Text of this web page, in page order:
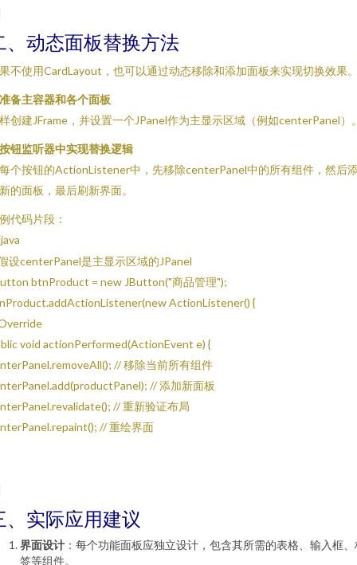
、动态面板替换方法
不使用CardLayout，也可以通过动态移除和添加面板来实现切换效果
准备主容器和各个面板
创建JFrame，并设置一个JPanel作为主显示区域（例如centerPanel）
按钮监听器中实现替换逻辑
个按钮的ActionListener中，先移除centerPanel中的所有组件，然后
的面板，最后刷新界面。
代码片段：
java
设centerPanel是主显示区域的JPanel
btnProduct = new JButton("商品管理");
ActionListener() {
void actionPerformed(ActionEvent e) {
// 移除当前所有组件
// 添加新面板
// 重新验证布局
// 重绘界面
、实际应用建议
界面设计 ：每个功能面板应独立设计，包含其所需的表格、输入框、
签等组件。